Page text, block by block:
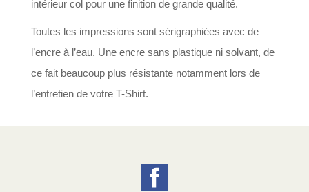
intérieur col pour une finition de grande qualité.
Toutes les impressions sont sérigraphiées avec de
l’encre à l’eau. Une encre sans plastique ni solvant, de
ce fait beaucoup plus résistante notamment lors de
l’entretien de votre T-Shirt.